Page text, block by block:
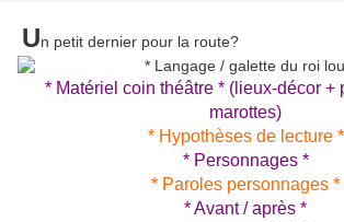
Un petit dernier pour la route?
* Matériel coin théâtre * (lieux-décor +
marottes)
* Hypothèses de lecture *
* Personnages *
* Paroles personnages *
* Avant / après *